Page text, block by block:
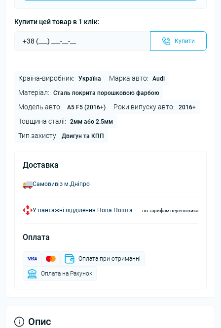
Купити цей товар в 1 клік:
Купити
Країна-виробник: Україна Марка авто: Audi
Матеріал: Сталь покрита порошковою фарбою
Модель авто: A5 F5 (2016+) Роки випуску авто: 2016+
Товщина сталі: 2мм або 2.5мм
Тип захисту: Двигун та КПП
Доставка
Самовивіз м.Дніпро
У вантажні відділення Нова Пошта по тарифам перевізника
Оплата
Оплата при отриманні
Оплата на Рахунок
Опис